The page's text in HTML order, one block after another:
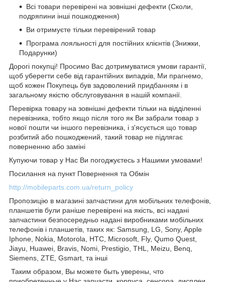
Всі товари перевірені на зовнішні дефекти (Сколи,
подряпини інші пошкодження)
Ви отримуєте тільки перевірений товар
Програма лояльності для постійних клієнтів (Знижки,
Подарунки)
Дорогі покупці! Просимо Вас дотримуватися умови гарантії,
щоб уберегти себе від гарантійних випадків, Ми прагнемо,
щоб кожен Покупець був задоволений придбанням і в
загальному якістю обслуговування в нашій компанії.
Перевірка товару на зовнішні дефекти тільки на відділенні
перевізника, тобто якщо після того як Ви забрали товар з
нової пошти чи іншого перевізника, і з'ясується що товар
розбитий або пошкоджений, такий товар не підлягає
поверненню або заміні
Купуючи товар у Нас Ви погоджуєтесь з Нашими умовами!
Посилання на пункт Повернення та Обмін
http://mobileparts.com.ua/return_policy
Пропозицію в магазині запчастини для мобільних телефонів,
планшетів були раніше перевірені на якість, всі надані
запчастини безпосередньо надані виробниками мобільних
телефонів і планшетів, таких як: Samsung, LG, Sony, Apple
Iphone, Nokia, Motorola, HTC, Microsoft, Fly, Qumo Quest,
Jiayu, Huawei, Bravis, Nomi, Prestigio, THL, Meizu, Benq,
Siemens, ZTE, Gsmart, та інші
Таким образом, Вы можете быть уверены, что